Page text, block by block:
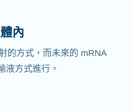
內
的方式，而未來的 mRNA
液方式進行。